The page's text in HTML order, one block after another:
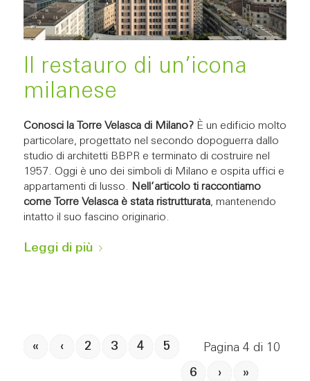
Il restauro di un’icona
milanese
Conosci la Torre Velasca di Milano?È un edificio molto
particolare, progettato nel secondo dopoguerra dallo
studio di architetti BBPR e terminato di costruire nel
1957. Oggi è uno dei simboli di Milano e ospita uffici e
appartamenti di lusso. Nell’articolo ti raccontiamo
come Torre Velasca è stata ristrutturata, mantenendo
intatto il suo fascino originario.
Leggi di più
Pagina 4 di 10
« ‹ 2 3 4 5
6 › »